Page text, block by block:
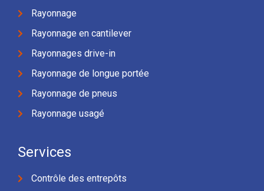
Rayonnage
Rayonnage en cantilever
Rayonnages drive-in
Rayonnage de longue portée
Rayonnage de pneus
Rayonnage usagé
Services
Contrôle des entrepôts